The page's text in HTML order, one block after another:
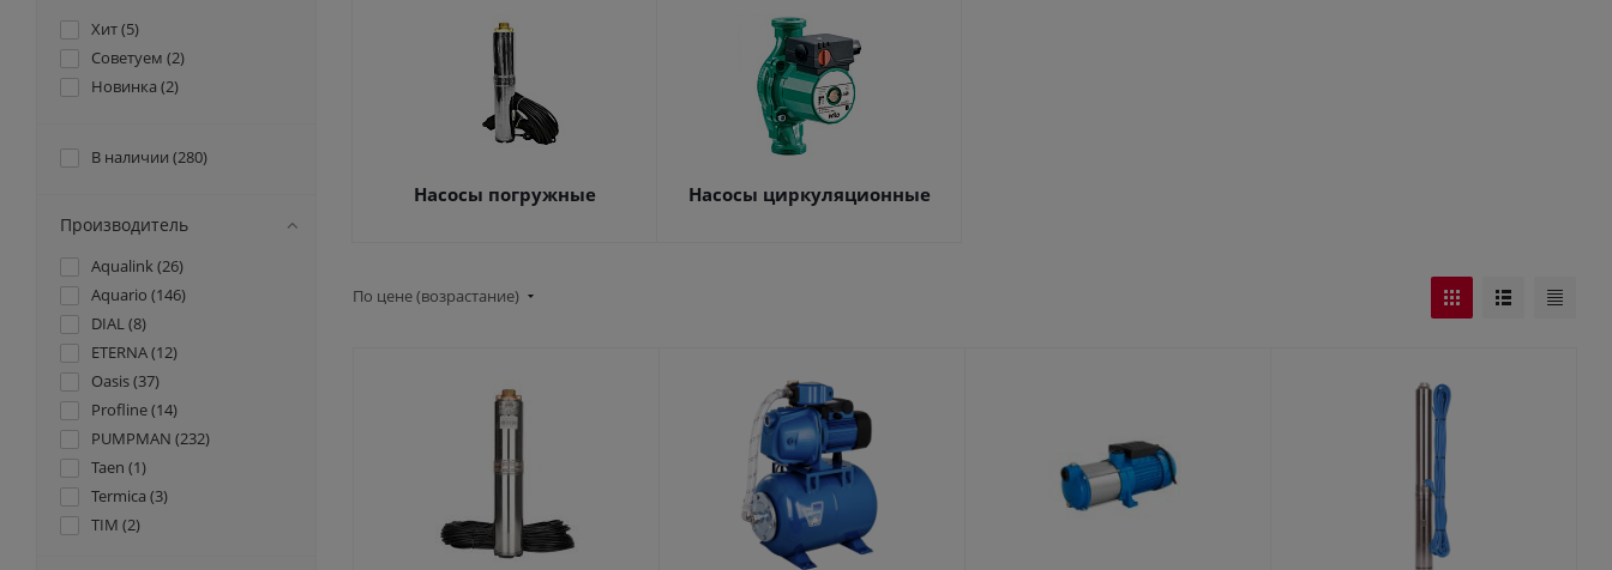
Насосы погружные Насосы циркуляционные
По цене (возрастание)
Хит (5)
Советуем (2)
Новинка (2)
В наличии (280)
Производитель
Aqualink (26)
Aquario (146)
DIAL (8)
ETERNA (12)
Oasis (37)
Profline (14)
PUMPMAN (232)
Taen (1)
Termica (3)
TIM (2)